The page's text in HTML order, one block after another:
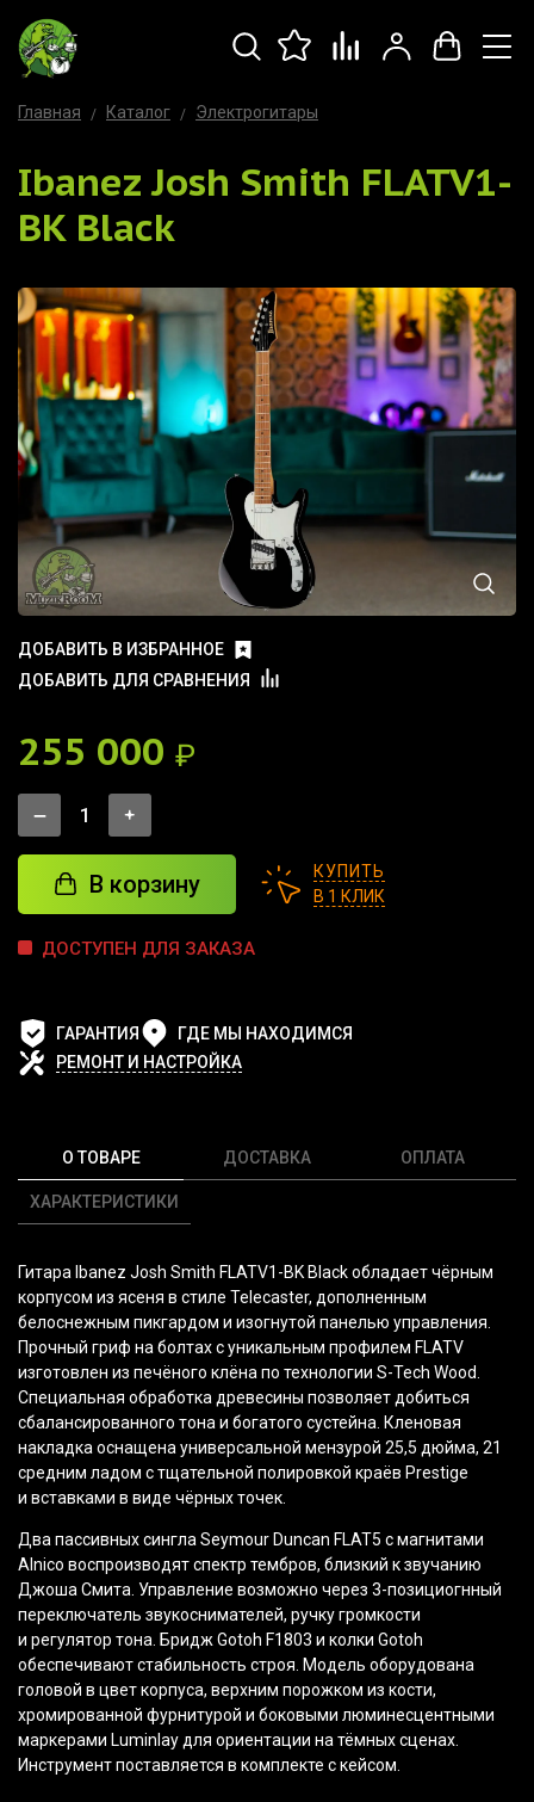
Главная Каталог Электрогитары
Ibanez Josh Smith FLATV1-
BK Black
ДОБАВИТЬ В ИЗБРАННОЕ
ДОБАВИТЬ ДЛЯ СРАВНЕНИЯ
255 000 ₽
В корзину
КУПИТЬ
В 1 КЛИК
ДОСТУПЕН ДЛЯ ЗАКАЗА
ГАРАНТИЯ
ГДЕ МЫ НАХОДИМСЯ
РЕМОНТ И НАСТРОЙКА
О ТОВАРЕ
ХАРАКТЕРИСТИКИ
ДОСТАВКА ОПЛАТА
Гитара Ibanez Josh Smith FLATV1-BK Black обладает чёрным
корпусом из ясеня в стиле Telecaster, дополненным
белоснежным пикгардом и изогнутой панелью управления.
Прочный гриф на болтах с уникальным профилем FLATV
изготовлен из печёного клёна по технологии S-Tech Wood.
Специальная обработка древесины позволяет добиться
сбалансированного тона и богатого сустейна. Кленовая
накладка оснащена универсальной мензурой 25,5 дюйма, 21
средним ладом с тщательной полировкой краёв Prestige
и вставками в виде чёрных точек.
Два пассивных сингла Seymour Duncan FLAT5 с магнитами
Alnico воспроизводят спектр тембров, близкий к звучанию
Джоша Смита. Управление возможно через 3-позициогнный
переключатель звукоснимателей, ручку громкости
и регулятор тона. Бридж Gotoh F1803 и колки Gotoh
обеспечивают стабильность строя. Модель оборудована
головой в цвет корпуса, верхним порожком из кости,
хромированной фурнитурой и боковыми люминесцентными
маркерами Luminlay для ориентации на тёмных сценах.
Инструмент поставляется в комплекте с кейсом.